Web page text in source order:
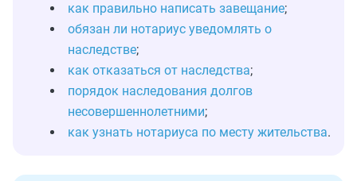
как правильно написать завещание;
обязан ли нотариус уведомлять о
наследстве;
как отказаться от наследства;
порядок наследования долгов
несовершеннолетними;
как узнать нотариуса по месту жительства.